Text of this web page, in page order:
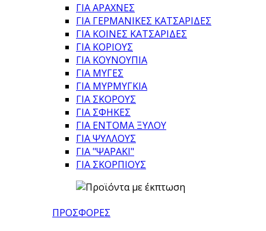
ΓΙΑ ΑΡΑΧΝΕΣ
ΓΙΑ ΓΕΡΜΑΝΙΚΕΣ ΚΑΤΣΑΡΙΔΕΣ
ΓΙΑ ΚΟΙΝΕΣ ΚΑΤΣΑΡΙΔΕΣ
ΓΙΑ ΚΟΡΙΟΥΣ
ΓΙΑ ΚΟΥΝΟΥΠΙΑ
ΓΙΑ ΜΥΓΕΣ
ΓΙΑ ΜΥΡΜΥΓΚΙΑ
ΓΙΑ ΣΚΟΡΟΥΣ
ΓΙΑ ΣΦΗΚΕΣ
ΓΙΑ ΕΝΤΟΜΑ ΞΥΛΟΥ
ΓΙΑ ΨΥΛΛΟΥΣ
ΓΙΑ "ΨΑΡΑΚΙ"
ΓΙΑ ΣΚΟΡΠΙΟΥΣ
ΠΡΟΣΦΟΡΕΣ